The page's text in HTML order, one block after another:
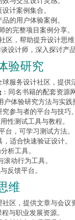
计案例集合。
品的用户体验案例。
的完整项目案例分享。
区，帮助提升设计思
谈设计师，深入探讨产
验研究
球服务设计社区，提供
：同名书籍的配套资源
户体验研究方法与实践
究参与者的平台与技巧
性测试工具与教程。
台，可学习测试方法。
适合快速验证设计。
析工具。
滚动行为工具。
反馈平台。
维
社区，提供文章与会议
与职业发展资源。